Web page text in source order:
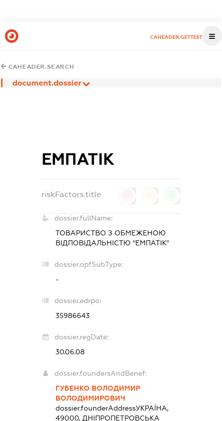
CAHEADER.GETTEST
CAHEADER.SEARCH
document.dossier
ЕМПАТІК
riskFactors.title
dossier.fullName:
ТОВАРИСТВО З ОБМЕЖЕНОЮ
ВІДПОВІДАЛЬНІСТЮ "ЕМПАТІК"
dossier.opfSubType:
-
dossier.edrpo:
35986643
dossier.regDate:
30.06.08
dossier.foundersAndBenef:
ГУБЕНКО ВОЛОДИМИР
ВОЛОДИМИРОВИЧ
dossier.founderAddressУКРАЇНА,
49000, ДНІПРОПЕТРОВСЬКА